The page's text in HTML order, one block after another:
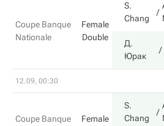
Coupe Banque
Nationale
Female
Double
S.
Chang
Д.
Юрак
12.09, 00:30
Coupe Banque
Female
S.
Chang